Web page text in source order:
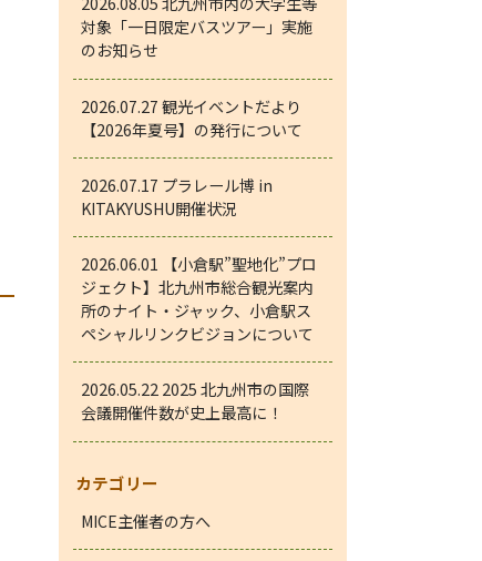
対象「一日限定バスツアー」実施
のお知らせ
2026.07.27 観光イベントだより
【2026年夏号】の発行について
2026.07.17 プラレール博 in
KITAKYUSHU開催状況
2026.06.01 【小倉駅”聖地化”プロ
ジェクト】北九州市総合観光案内
所のナイト・ジャック、小倉駅ス
ペシャルリンクビジョンについて
2026.05.22 2025 北九州市の国際
会議開催件数が史上最高に！
カテゴリー
MICE主催者の方へ